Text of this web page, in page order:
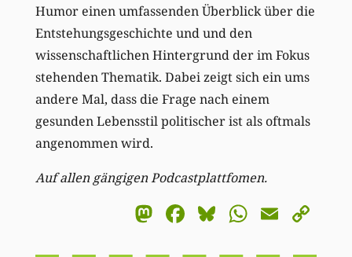
Humor einen umfassenden Überblick über die
Entstehungsgeschichte und und den
wissenschaftlichen Hintergrund der im Fokus
stehenden Thematik. Dabei zeigt sich ein ums
andere Mal, dass die Frage nach einem
gesunden Lebensstil politischer ist als oftmals
angenommen wird.
Auf allen gängigen Podcastplattfomen.
Mastodon
Facebook
BlueskyEmail